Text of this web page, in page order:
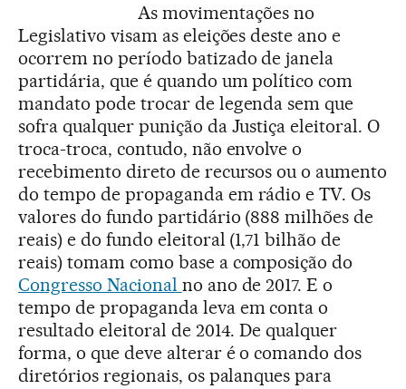
As movimentações no
Legislativo visam as eleições deste ano e
ocorrem no período batizado de janela
partidária, que é quando um político com
mandato pode trocar de legenda sem que
sofra qualquer punição da Justiça eleitoral. O
troca-troca, contudo, não envolve o
recebimento direto de recursos ou o aumento
do tempo de propaganda em rádio e TV. Os
valores do fundo partidário (888 milhões de
reais) e do fundo eleitoral (1,71 bilhão de
reais) tomam como base a composição do
Congresso Nacional no ano de 2017. E o
tempo de propaganda leva em conta o
resultado eleitoral de 2014. De qualquer
forma, o que deve alterar é o comando dos
diretórios regionais, os palanques para